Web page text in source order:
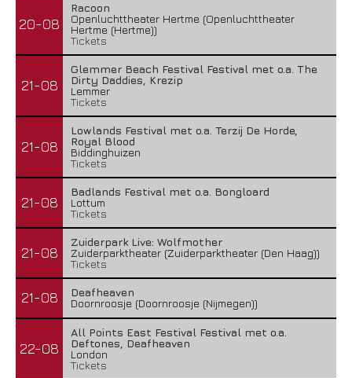
20-08
Racoon
Openluchttheater Hertme (Openluchttheater
Hertme (Hertme))
Tickets
21-08
Glemmer Beach Festival Festival met o.a. The
Dirty Daddies, Krezip
Lemmer
Tickets
21-08
Lowlands Festival met o.a. Terzij De Horde,
Royal Blood
Biddinghuizen
Tickets
21-08
Badlands Festival met o.a. Bongloard
Lottum
Tickets
21-08
Zuiderpark Live: Wolfmother
Zuiderparktheater (Zuiderparktheater (Den Haag))
Tickets
21-08
Deafheaven
Doornroosje (Doornroosje (Nijmegen))
22-08
All Points East Festival Festival met o.a.
Deftones, Deafheaven
London
Tickets